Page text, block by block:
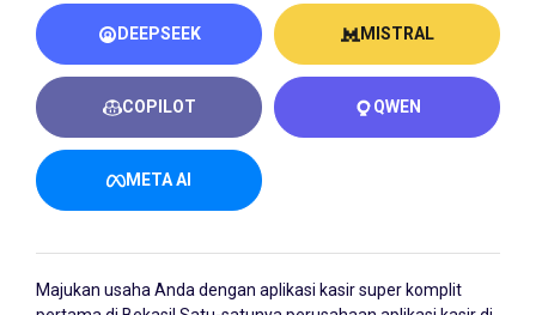
DEEPSEEK MISTRAL
COPILOT QWEN
META AI
Majukan usaha Anda dengan aplikasi kasirsuper komplit